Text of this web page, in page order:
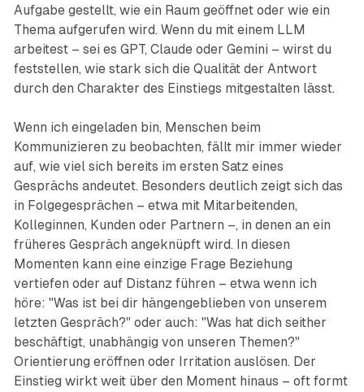
Aufgabe gestellt, wie ein Raum geöffnet oder wie ein
Thema aufgerufen wird. Wenn du mit einem LLM
arbeitest – sei es GPT, Claude oder Gemini – wirst du
feststellen, wie stark sich die Qualität der Antwort
durch den Charakter des Einstiegs mitgestalten lässt.
Wenn ich eingeladen bin, Menschen beim
Kommunizieren zu beobachten, fällt mir immer wieder
auf, wie viel sich bereits im ersten Satz eines
Gesprächs andeutet. Besonders deutlich zeigt sich das
in Folgegesprächen – etwa mit Mitarbeitenden,
Kolleginnen, Kunden oder Partnern –, in denen an ein
früheres Gespräch angeknüpft wird. In diesen
Momenten kann eine einzige Frage Beziehung
vertiefen oder auf Distanz führen – etwa wenn ich
höre: "Was ist bei dir hängengeblieben von unserem
letzten Gespräch?" oder auch: "Was hat dich seither
beschäftigt, unabhängig von unseren Themen?"
Orientierung eröffnen oder Irritation auslösen. Der
Einstieg wirkt weit über den Moment hinaus – oft formt